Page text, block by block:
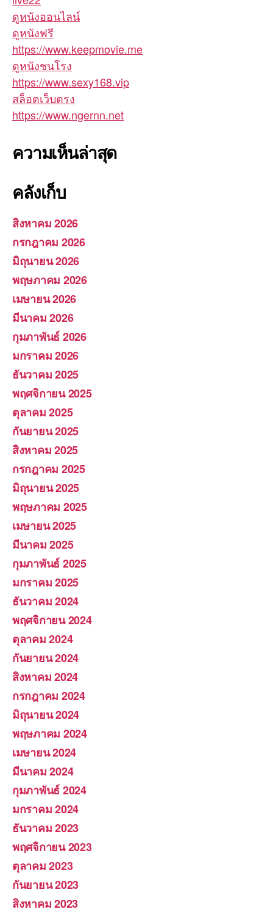
ดูหนังออนไลน์
ดูหนังฟรี
https://www.keepmovie.me
ดูหนังชนโรง
https://www.sexy168.vip
สล็อตเว็บตรง
https://www.ngernn.net
ความเห็นล่าสุด
คลังเก็บ
สิงหาคม 2026
กรกฎาคม 2026
มิถุนายน 2026
พฤษภาคม 2026
เมษายน 2026
มีนาคม 2026
กุมภาพันธ์ 2026
มกราคม 2026
ธันวาคม 2025
พฤศจิกายน 2025
ตุลาคม 2025
กันยายน 2025
สิงหาคม 2025
กรกฎาคม 2025
มิถุนายน 2025
พฤษภาคม 2025
เมษายน 2025
มีนาคม 2025
กุมภาพันธ์ 2025
มกราคม 2025
ธันวาคม 2024
พฤศจิกายน 2024
ตุลาคม 2024
กันยายน 2024
สิงหาคม 2024
กรกฎาคม 2024
มิถุนายน 2024
พฤษภาคม 2024
เมษายน 2024
มีนาคม 2024
กุมภาพันธ์ 2024
มกราคม 2024
ธันวาคม 2023
พฤศจิกายน 2023
ตุลาคม 2023
กันยายน 2023
สิงหาคม 2023